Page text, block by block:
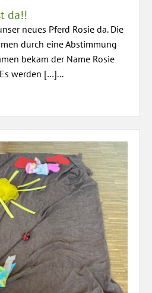
da!!
neues Pferd Rosie da. Die
durch eine Abstimmung
bekam der Name Rosie
werden […]...